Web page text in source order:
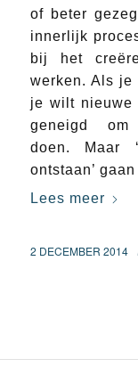
of beter
innerlijk
bij het
werken. Als je
je wilt nieuwe
geneigd
doen. Maar
ontstaan’
Lees meer
2 DECEMBER 2014